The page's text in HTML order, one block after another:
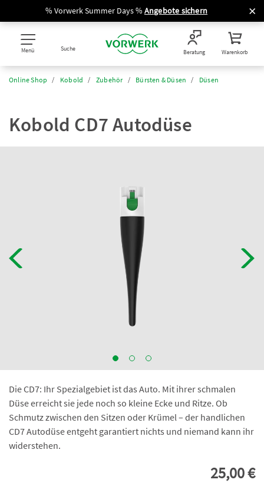
% Vorwerk Summer Days % Angebote sichern
Menü Suche Beratung Warenkorb
Online Shop Kobold Zubehör Bürsten & Düsen Düsen
Kobold CD7 Autodüse
Die CD7: Ihr Spezialgebiet ist das Auto. Mit ihrer schmalen
Düse erreicht sie jede noch so kleine Ecke und Ritze. Ob
Schmutz zwischen den Sitzen oder Krümel – der handlichen
CD7 Autodüse entgeht garantiert nichts und niemand kann ihr
widerstehen.
25,00 €